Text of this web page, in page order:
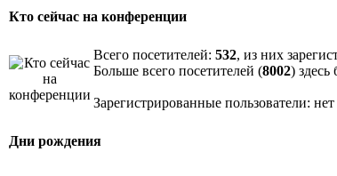
Кто сейчас на конференции
Всего посетителей: 532, из них
Больше всего посетителей (8002)
Зарегистрированные пользователи:
Дни рождения